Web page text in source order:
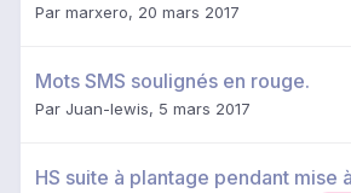
Par marxero, 20 mars 2017
Mots SMS soulignés en rouge.
Par Juan-lewis, 5 mars 2017
HS suite à plantage pendant mise